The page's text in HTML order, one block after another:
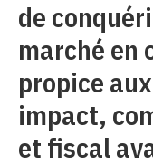
de
marché en
propice
impact,
et fiscal